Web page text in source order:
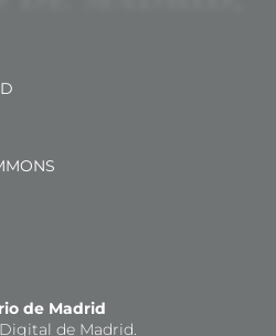
de Madrid
de Madrid.